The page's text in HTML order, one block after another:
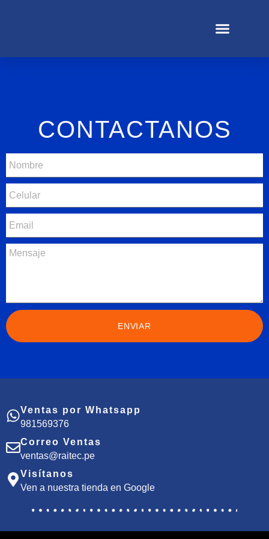
CONTACTANOS
ENVIAR
Ventas por Whatsapp
981569376
Correo Ventas
ventas@raitec.pe
Visítanos
Ven a nuestra tienda en Google